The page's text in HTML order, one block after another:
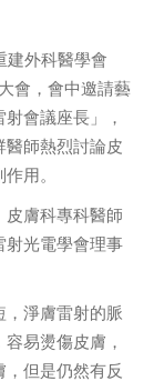
建外科醫學會
會，會中邀請藝
會議座長」，
醫師熱烈討論皮
用。
皮膚科專科醫師
射光電學會理事
，淨膚雷射的脈
易燙傷皮膚，
但是仍然有反